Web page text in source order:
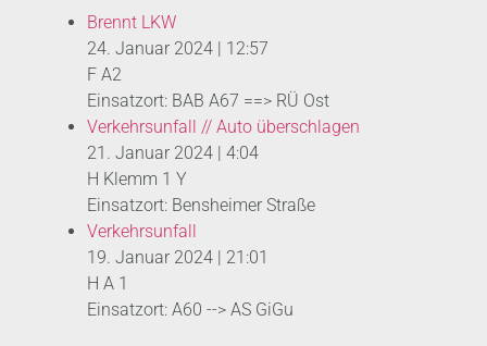
Brennt LKW
24. Januar 2024
12:57
F A2
Einsatzort: BAB A67 ==> RÜ Ost
Verkehrsunfall // Auto überschlagen
21. Januar 2024
4:04
H Klemm 1 Y
Einsatzort: Bensheimer Straße
Verkehrsunfall
19. Januar 2024
21:01
H A 1
Einsatzort: A60 --> AS GiGu